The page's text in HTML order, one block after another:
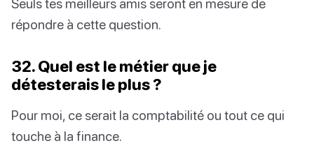
répondre à cette question.
32. Quel est le métier que je
détesterais le plus ?
Pour moi, ce serait la comptabilité ou tout ce qui
touche à la finance.